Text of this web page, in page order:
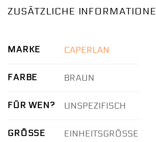
ZUSÄTZLICHE
MARKE CAPERLAN
FARBE BRAUN
FÜR WEN? UNSPEZIFISCH
GRÖSSE EINHEITSGRÖSSE